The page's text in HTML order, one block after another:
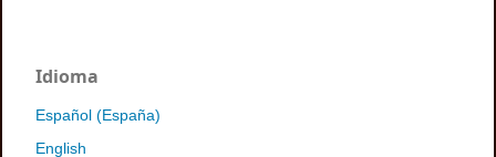
Idioma
Español (España)
English